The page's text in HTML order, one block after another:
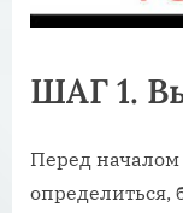
ШАГ 1.
Перед
определиться,